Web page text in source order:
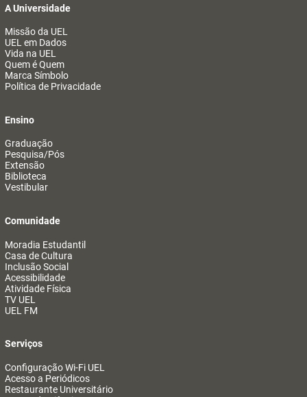
A Universidade
Missão da UEL
UEL em Dados
Vida na UEL
Quem é Quem
Marca Símbolo
Política de Privacidade
Ensino
Graduação
Pesquisa/Pós
Extensão
Biblioteca
Vestibular
Comunidade
Moradia Estudantil
Casa de Cultura
Inclusão Social
Acessibilidade
Atividade Física
TV UEL
UEL FM
Serviços
Configuração Wi-Fi UEL
Acesso a Periódicos
Restaurante Universitário